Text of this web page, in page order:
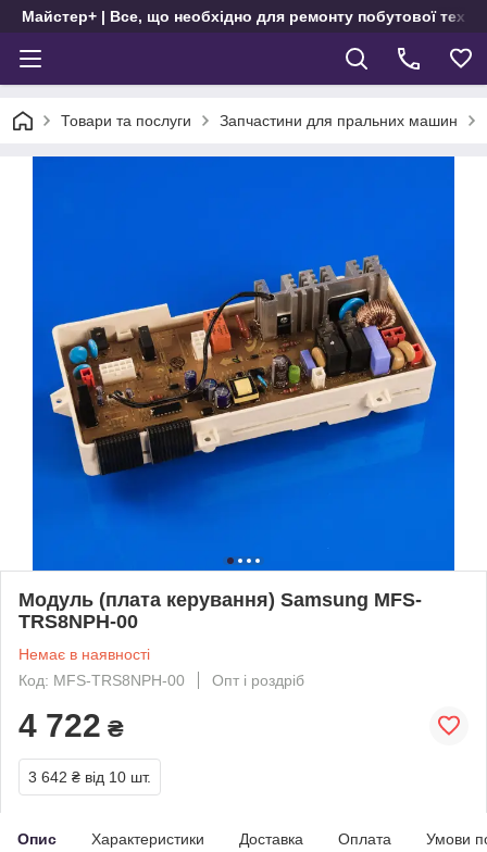
Майстер+ | Все, що необхідно для ремонту побутової
Товари та послуги Запчастини для пральних машин
Модуль (плата керування) Samsung MFS-
TRS8NPH-00
Немає в наявності
Код: MFS-TRS8NPH-00
Опт і роздріб
4 722 ₴
3 642 ₴ від 10 шт.
Опис Характеристики Доставка Оплата Умови